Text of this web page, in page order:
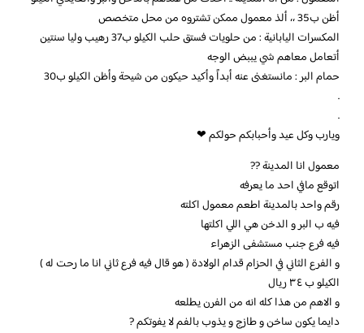
أظن ب35 ،، ألذ معمول ممكن تشتروه من محل متخصص
المكسرات اليابانية : من حلويات فستق حلب الكيلو ب37 رهيب وليا سنتين
أتعامل معاهم شي يببض الوجه
حمام البر : مانستغنى عنه أبداً وأكيد حيكون من شيحة وأظن الكيلو ب30
.
.
ويارب وكل عيد وأحبابكم حولكم ❤
معمول انا المدينة ??
اتوقع مافي احد ما يعرفه
رقم واحد بالمدينة اطعم معمول اكلته
فيه ب البر و الدخن هي اللي اكلتها
فيه فرع جنب مستشفى الزهراء
و الفرع الثاني في الحزام قدام الولادة ( هو قال فيه فرع ثاني انا ما رحت له )
الكيلو ب ٣٤ ريال
و الاهم من هذا كله انه من الفرن يطلعه
دايما يكون ساخن و طازج و يذوب بالفم لا يفوتكم ?